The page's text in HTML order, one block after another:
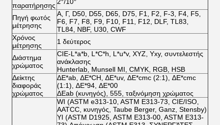
παρατήρησης
Πηγή φωτός
μέτρησης
Α, Γ, D50, D55, D65, D75, F1, F2, F-3, F4, F5,
F6, F7, F8, F9, F10, F11, F12, DLF, TL83,
TL84, NBF, U30, CWF
Χρόνος
μέτρησης
1 δεύτερος
Διάστημα
χρώματος
CIE-L*a*b, L*C*h, L*u*v, XYZ, Yxy, συντελεστής
ανάκλασης
Hunterlab, Munsell MI, CMYK, RGB, HSB
Δείκτης
διαφοράς
χρώματος
ΔE*ab, ΔE*CH, ΔE*uv, ΔE*cmc (2:1), ΔE*cmc
(1:1), ΔE*94, ΔE*00
ΔEab (κυνηγός), 555, ταξινόμηση χρώματος
WI (ASTM e313-10, ASTM E313-73, CIE/ISO,
AATCC, κυνηγός, Taube Berger, Ganz, Stensby)
YI (ASTM D1925, ASTM E313-00, ASTM E313-